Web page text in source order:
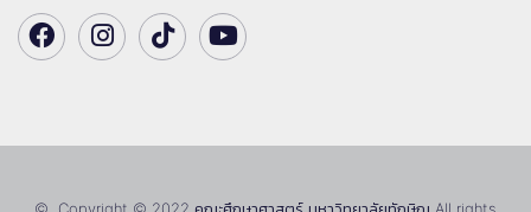
© Copyright © 2022 คณะศึกษาศาสตร์ มหาวิทยาลัยทักษิณ All rights